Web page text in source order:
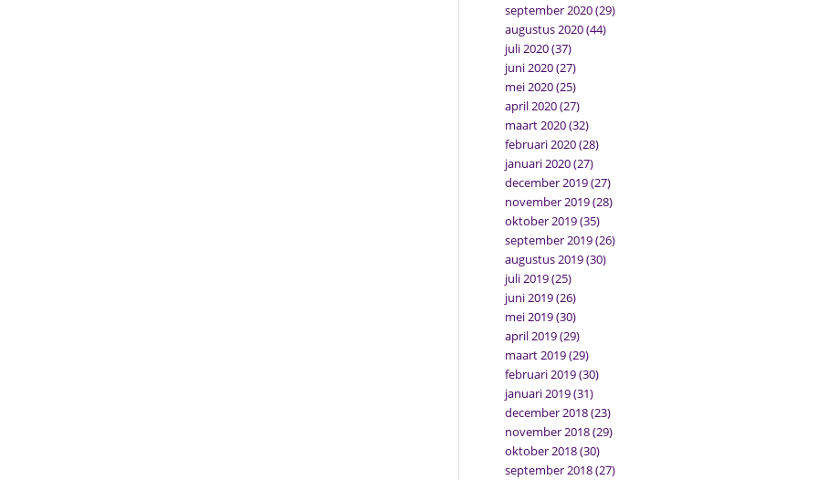
september 2020(29)
augustus 2020(44)
juli 2020(37)
juni 2020(27)
mei 2020(25)
april 2020(27)
maart 2020(32)
februari 2020(28)
januari 2020(27)
december 2019(27)
november 2019(28)
oktober 2019(35)
september 2019(26)
augustus 2019(30)
juli 2019(25)
juni 2019(26)
mei 2019(30)
april 2019(29)
maart 2019(29)
februari 2019(30)
januari 2019(31)
december 2018(23)
november 2018(29)
oktober 2018(30)
september 2018(27)